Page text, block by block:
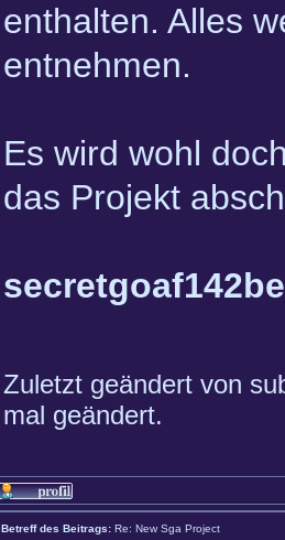
enthalten. Alles
entnehmen.
Es wird wohl
das Projekt
Zuletzt geändert von
mal geändert.
Betreff des Beitrags: Re: New Sga Project